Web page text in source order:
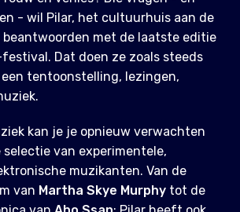
- wil Pilar, het cultuurhuis aan de
beantwoorden met de laatste editie
Dat doen ze zoals steeds
tentoonstelling, lezingen,
kan je je opnieuw verwachten
selectie van experimentele,
muzikanten. Van de
van Martha Skye Murphy tot de